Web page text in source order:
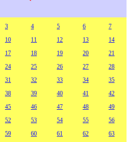
3 4 5 6
7
10 11 12 13
14
17 18 19 20
21
24 25 26 27
28
31 32 33 34
35
38 39 40 41
42
45 46 47 48
49
52 53 54 55
56
59 60 61 62
63